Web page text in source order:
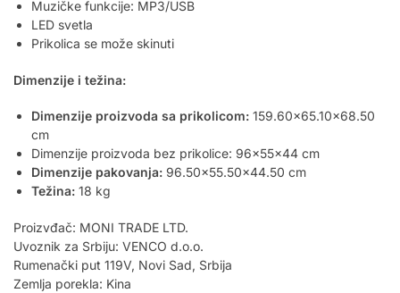
Muzičke funkcije: MP3/USB
LED svetla
Prikolica se može skinuti
Dimenzije i težina:
Dimenzije proizvoda sa prikolicom: 159.60×65.10×68.50
cm
Dimenzije proizvoda bez prikolice: 96x55x44 cm
Dimenzije pakovanja: 96.50×55.50×44.50 cm
Težina: 18 kg
Proizvđač: MONI TRADE LTD.
Uvoznik za Srbiju: VENCO d.o.o.
Rumenački put 119V, Novi Sad, Srbija
Zemlja porekla: Kina